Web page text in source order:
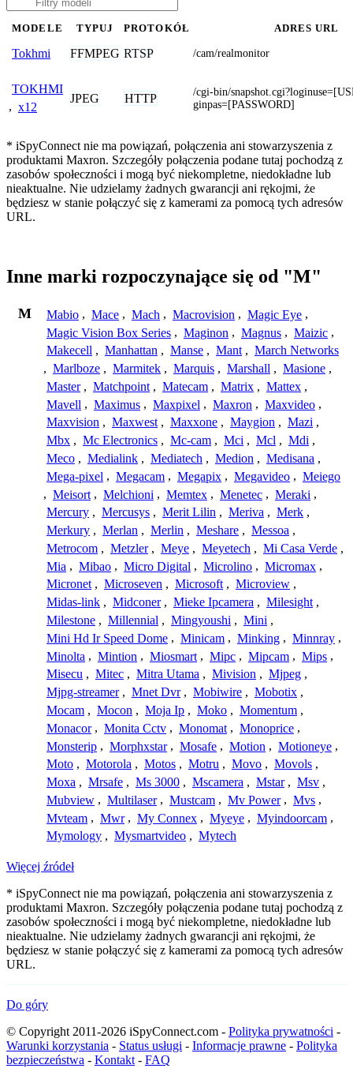
MODELE TYPUJ PROTOKÓŁ ADRES URL
Tokhmi FFMPEG RTSP /cam/realmonitor
TOKHMI
, x12
JPEG HTTP
/cgi-bin/
ginpas=[PASSWORD]
* iSpyConnect nie ma powiązań, połączenia ani stowarzyszenia z
produktami Maxron. Szczegóły połączenia podane tutaj pochodzą z
zasobów społeczności i mogą być niekompletne, niedokładne lub
nieaktualne. Nie udzielamy żadnych gwarancji ani rękojmi, że
będziesz w stanie połączyć się z kamerami za pomocą tych adresów
URL.
Inne marki rozpoczynające się od "M"
M Mabio , Mace , Mach , Macrovision , Magic Eye ,
Magic Vision Box Series , Maginon , Magnus , Maizic ,
Makecell , Manhattan , Manse , Mant , March Networks
, Marlboze , Marmitek , Marquis , Marshall , Masione ,
Master , Matchpoint , Matecam , Matrix , Mattex ,
Mavell , Maximus , Maxpixel , Maxron , Maxvideo ,
Maxvision , Maxwest , Maxxone , Maygion , Mazi ,
Mbx , Mc Electronics , Mc-cam , Mci , Mcl , Mdi ,
Meco , Medialink , Mediatech , Medion , Medisana ,
Mega-pixel , Megacam , Megapix , Megavideo , Meiego
, Meisort , Melchioni , Memtex , Menetec , Meraki ,
Mercury , Mercusys , Merit Lilin , Meriva , Merk ,
Merkury , Merlan , Merlin , Meshare , Messoa ,
Metrocom , Metzler , Meye , Meyetech , Mi Casa Verde ,
Mia , Mibao , Micro Digital , Microlino , Micromax ,
Micronet , Microseven , Microsoft , Microview ,
Midas-link , Midconer , Mieke Ipcamera , Milesight ,
Milestone , Millennial , Mingyoushi , Mini ,
Mini Hd Ir Speed Dome , Minicam , Minking , Minnray ,
Minolta , Mintion , Miosmart , Mipc , Mipcam , Mips ,
Misecu , Mitec , Mitra Utama , Mivision , Mjpeg ,
Mjpg-streamer , Mnet Dvr , Mobiwire , Mobotix ,
Mocam , Mocon , Moja Ip , Moko , Momentum ,
Monacor , Monita Cctv , Monomat , Monoprice ,
Monsterip , Morphxstar , Mosafe , Motion , Motioneye ,
Moto , Motorola , Motos , Motru , Movo , Movols ,
Moxa , Mrsafe , Ms 3000 , Mscamera , Mstar , Msv ,
Mubview , Multilaser , Mustcam , Mv Power , Mvs ,
Mvteam , Mwr , My Connex , Myeye , Myindoorcam ,
Mymology , Mysmartvideo , Mytech
Więcej źródeł
* iSpyConnect nie ma powiązań, połączenia ani stowarzyszenia z
produktami Maxron. Szczegóły połączenia podane tutaj pochodzą z
zasobów społeczności i mogą być niekompletne, niedokładne lub
nieaktualne. Nie udzielamy żadnych gwarancji ani rękojmi, że
będziesz w stanie połączyć się z kamerami za pomocą tych adresów
URL.
Do góry
© Copyright 2011-2026 iSpyConnect.com - Polityka prywatności -
Warunki korzystania - Status usługi - Informacje prawne - Polityka
bezpieczeństwa - Kontakt - FAQ